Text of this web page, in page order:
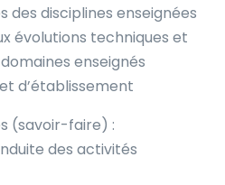
des disciplines enseignées
évolutions techniques et
enseignés
d’établissement
(savoir-faire) :
des activités